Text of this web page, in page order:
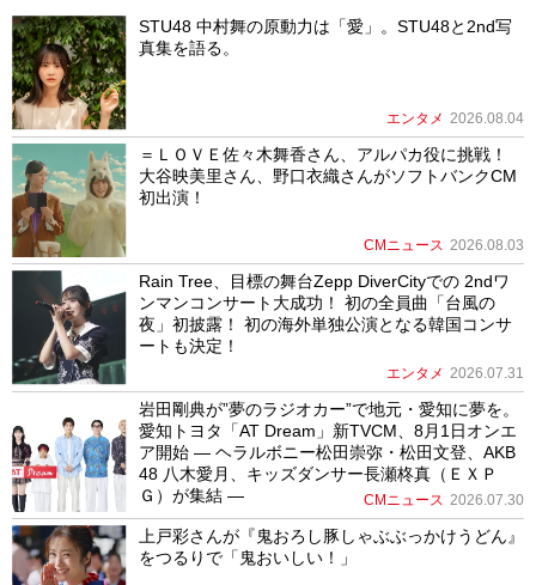
STU48 中村舞の原動力は「愛」。STU48と2nd写
真集を語る。
エンタメ 2026.08.04
＝ＬＯＶＥ佐々木舞香さん、アルパカ役に挑戦！
大谷映美里さん、野口衣織さんがソフトバンクCM
初出演！
CMニュース 2026.08.03
Rain Tree、目標の舞台Zepp DiverCityでの 2ndワ
ンマンコンサート大成功！ 初の全員曲「台風の
夜」初披露！ 初の海外単独公演となる韓国コンサ
ートも決定！
エンタメ 2026.07.31
岩田剛典が”夢のラジオカー”で地元・愛知に夢を。
愛知トヨタ「AT Dream」新TVCM、8月1日オンエ
ア開始 ― ヘラルボニー松田崇弥・松田文登、AKB
48 八木愛月、キッズダンサー長瀬柊真（ＥＸＰ
Ｇ）が集結 ―
CMニュース 2026.07.30
上戸彩さんが『鬼おろし豚しゃぶぶっかけうどん』
をつるりで「鬼おいしい！」